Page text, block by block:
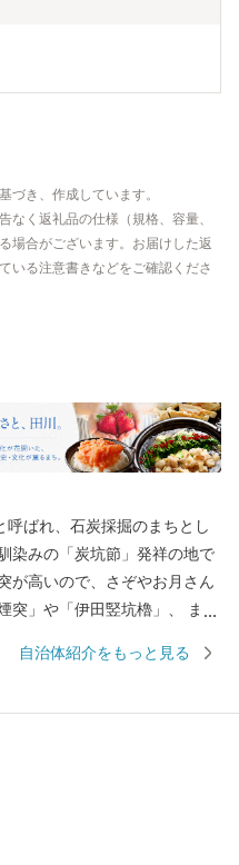
づき、作成しています。
なく返礼品の仕様（規格、容量、
場合がございます。お届けした返
いる注意書きなどをご確認くださ
呼ばれ、石炭採掘のまちとし
染みの「炭坑節」発祥の地で
が高いので、さぞやお月さん
突」や「伊田竪坑櫓」、 ま
有する自然・歴史・文化が薫
自治体紹介をもっと見る